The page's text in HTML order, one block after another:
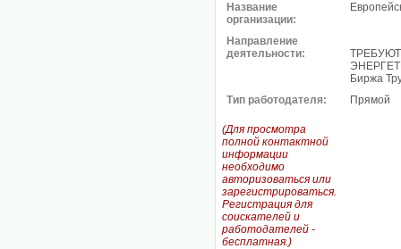
Название
организации:
Направление
деятельности:
Биржа
Тип работодателя:
Прямой
(Для просмотра
полной контактной
информации
необходимо
авторизоваться или
зарегистрироваться.
Регистрация для
соискателей и
работодателей -
бесплатная.)